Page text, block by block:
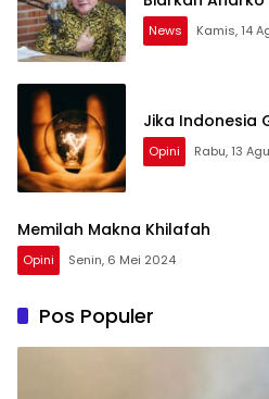
News Kamis, 14
Jika Indonesia
Opini Rabu, 13
Memilah Makna Khilafah
Opini Senin, 6 Mei 2024
Pos Populer